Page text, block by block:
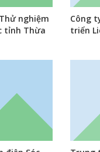
nghiệm
tỉnh Thừa
Công
triển